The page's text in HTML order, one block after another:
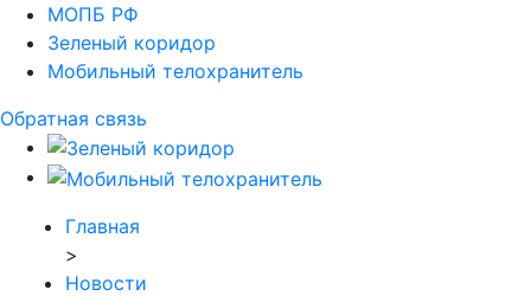
МОПБ РФ
Зеленый коридор
Мобильный телохранитель
Обратная связь
Главная
>
Новости